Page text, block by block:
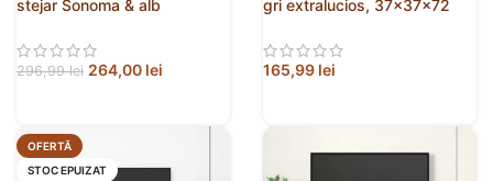
stejar Sonoma & alb
296,99lei 264,00 lei
gri extralucios, 37x37x72
165,99 lei
OFERTĂ
STOC EPUIZAT